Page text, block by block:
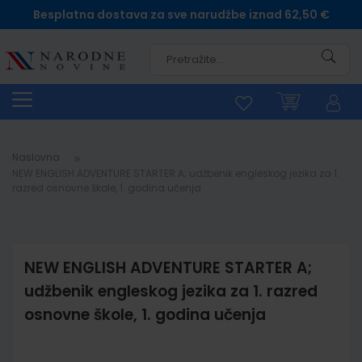
Besplatna dostava za sve narudžbe iznad 62,50 €
Naslovna
NEW ENGLISH ADVENTURE STARTER A;
udžbenik engleskog jezika za 1. razred
osnovne škole, 1. godina učenja